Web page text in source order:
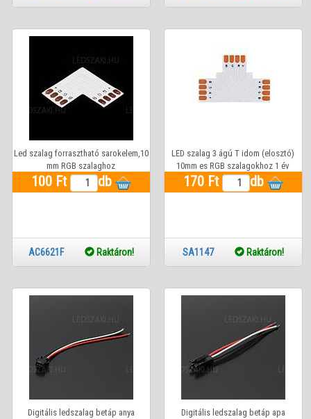
Led szalag forrasztható sarokelem,10
mm RGB szalaghoz
100 Ft db
AC6621F Raktáron!
LED szalag 3 ágú T idom (elosztó)
10mm es RGB szalagokhoz 1 év
garanciával
170 Ft db
SA1147 Raktáron!
Digitális ledszalag betáp anya
Digitális ledszalag betáp apa